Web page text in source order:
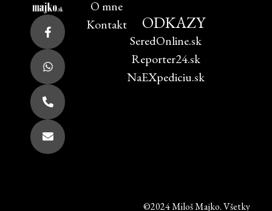
O mne
Kontakt
ODKAZY
SeredOnline.sk
Reporter24.sk
NaEXpediciu.sk
©2024 Miloš Majko. Všetky